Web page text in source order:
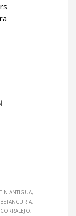
ANTIGUA